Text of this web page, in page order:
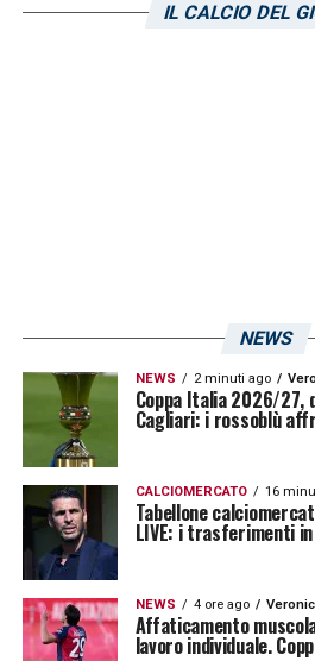
LA PLAYLIST DELLE
IL CALCIO DEL
NEWS
NEWS 2 minuti ago
Coppa Italia 2026/27,
Cagliari: i rossoblù
CALCIOMERCATO 16
Tabellone
LIVE: i trasferimenti
NEWS 4 ore ago
Affaticamento
lavoro individuale.